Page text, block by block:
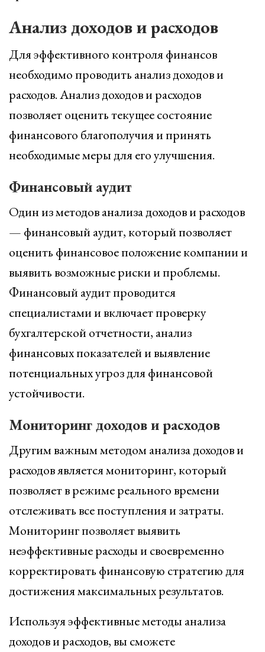
Анализ доходов и расходов
Для эффективного контроля финансов
необходимо проводить анализ доходов и
расходов. Анализ доходов и расходов
позволяет оценить текущее состояние
финансового благополучия и принять
необходимые меры для его улучшения.
Финансовый аудит
Один из методов анализа доходов и расходов
— финансовый аудит, который позволяет
оценить финансовое положение компании и
выявить возможные риски и проблемы.
Финансовый аудит проводится
специалистами и включает проверку
бухгалтерской отчетности, анализ
финансовых показателей и выявление
потенциальных угроз для финансовой
устойчивости.
Мониторинг доходов и расходов
Другим важным методом анализа доходов и
расходов является мониторинг, который
позволяет в режиме реального времени
отслеживать все поступления и затраты.
Мониторинг позволяет выявить
неэффективные расходы и своевременно
корректировать финансовую стратегию для
достижения максимальных результатов.
Используя эффективные методы анализа
доходов и расходов, вы сможете